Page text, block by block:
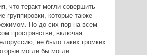
что теракт могли совершить
группировки, которые также
Но до сих пор на всем
пространстве, включая
не было таких громких
могли бы могли